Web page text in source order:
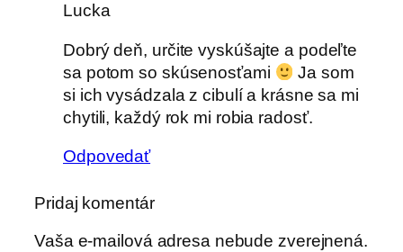
Lucka
Dobrý deň, určite vyskúšajte a podeľte
sa potom so skúsenosťami
Ja som
si ich vysádzala z cibulí a krásne sa mi
chytili, každý rok mi robia radosť.
Odpovedať
Pridaj komentár
Vaša e-mailová adresa nebude zverejnená.